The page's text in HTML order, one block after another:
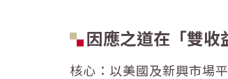
因應之道在「雙收
核心： 以美國及新興市場